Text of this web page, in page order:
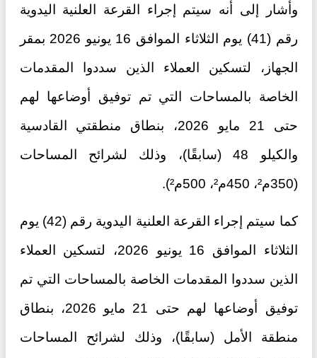
وأشار إلى أنه سيتم إجراء القرعة العلنية اليدوية
رقم (41) يوم الثلاثاء الموافق 16 يونيو 2026 بمقر
الجهاز، لتسكين العملاء الذين سددوا المقدمات
الخاصة بالمساحات التي تم توفيق أوضاعها لهم
حتى 21 مايو 2026، بنطاق منطقتي القادسية
والكيلو 48 (سابقًا)، وذلك لشرائح المساحات
(350م²، 450م²، 500م²).
كما سيتم إجراء القرعة العلنية اليدوية رقم (42) يوم
الثلاثاء الموافق 16 يونيو 2026، لتسكين العملاء
الذين سددوا المقدمات الخاصة بالمساحات التي تم
توفيق أوضاعها لهم حتى 21 مايو 2026، بنطاق
منطقة الأمل (سابقًا)، وذلك لشرائح المساحات